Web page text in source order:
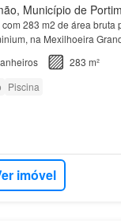
Município de
com 283 m2 de área
na Mexilhoeira
283 m²
Piscina
imóvel